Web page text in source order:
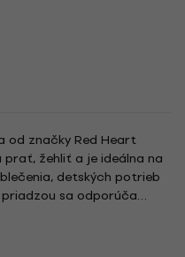
od značky Red Heart
žehliť a je ideálna na
detských potrieb
sa odporúča